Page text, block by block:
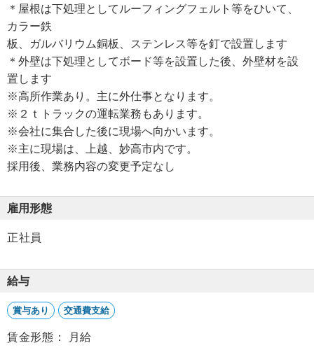
＊屋根は下処理としてルーフィングフェルト等をひいて、
カラー鉄
板、ガルバリウム銅板、ステンレス等を釘で設置します
＊外壁は下処理としてボード等を設置した後、外壁材を設
置します
※高所作業あり。主に外仕事となります。
※２ｔトラックの運転業務もあります。
※会社に集合した後に現場へ向かいます。
※主に現場は、上越、妙高市内です。
採用後、業務内容の変更予定なし
雇用形態
正社員
給与
賞与あり 交通費支給
賃金形態： 月給